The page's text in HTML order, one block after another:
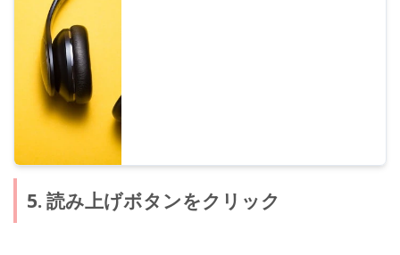
5. 読み上げボタンをクリック